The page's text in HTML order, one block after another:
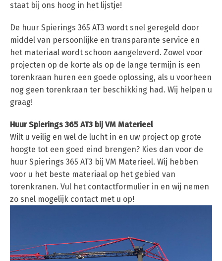
staat bij ons hoog in het lijstje!
De huur Spierings 365 AT3 wordt snel geregeld door
middel van persoonlijke en transparante service en
het materiaal wordt schoon aangeleverd. Zowel voor
projecten op de korte als op de lange termijn is een
torenkraan huren een goede oplossing, als u voorheen
nog geen torenkraan ter beschikking had. Wij helpen u
graag!
Huur Spierings 365 AT3 bij VM Materieel
Wilt u veilig en wel de lucht in en uw project op grote
hoogte tot een goed eind brengen? Kies dan voor de
huur Spierings 365 AT3 bij VM Materieel. Wij hebben
voor u het beste materiaal op het gebied van
torenkranen. Vul het contactformulier in en wij nemen
zo snel mogelijk contact met u op!